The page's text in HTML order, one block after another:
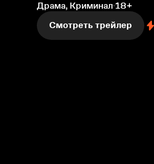
Драма, Криминал 18+
Смотреть трейлер